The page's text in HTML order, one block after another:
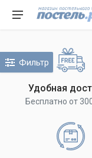
Удобная
Бесплатно от
Фильтр